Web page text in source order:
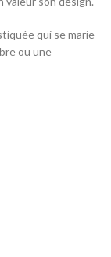
qui se marie
ou une